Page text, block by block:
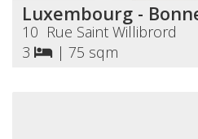
Luxembourg -
10 Rue Saint Willibrord
3
| 75 sqm